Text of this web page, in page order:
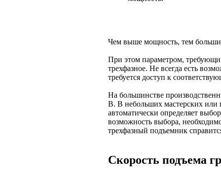
Чем выше мощность, тем
При этом параметром,
трехфазное. Не всегда есть
требуется доступ к
На большинстве
В. В небольших мастерских или
автоматически определяет
возможность выбора,
трехфазный подъемник
Скорость подъема